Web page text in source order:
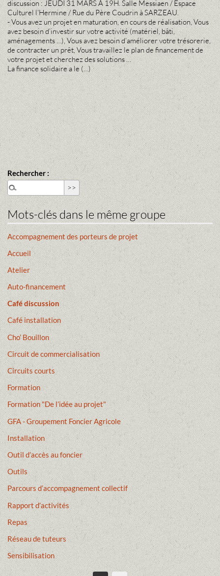
discussion : JEUDI 31 MARS À 19H. Salle Messiaen / Espace
Culturel l’Hermine / Rue du Père Coudrin à SARZEAU.
- Vous avez un projet en maturation, en cours de réalisation, Vous
avez besoin d’investir sur votre activité (matériel, bâti,
aménagements …), Vous avez besoin d’améliorer votre trésorerie,
de contracter un prêt, Vous travaillez le plan de financement de
votre projet et cherchez des solutions …
La finance solidaire a le (…)
Rechercher :
Mots-clés dans le même groupe
Accompagnement des porteurs de projet
Accueil
Atelier
Auto-financement
Café discussion
Café installation
Cho’ Bouillon
Circuit de commercialisation
Circuits courts
Formation
Formation "De l’idée au projet"
GFA - Groupement Foncier Agricole
Installation
Outil d’accès au foncier
Outils
Parcours d’accompagnement collectif
Rapport d’activités
Repas
Réseau de tuteurs
Sensibilisation